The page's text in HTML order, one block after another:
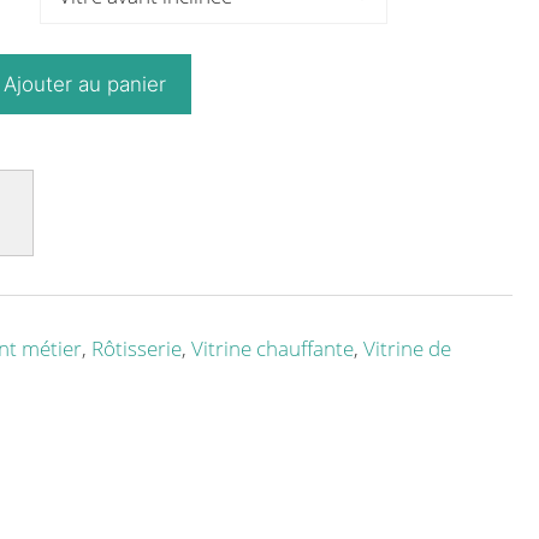
Ajouter au panier
métier, Rôtisserie, Vitrine chauffante, Vitrine de